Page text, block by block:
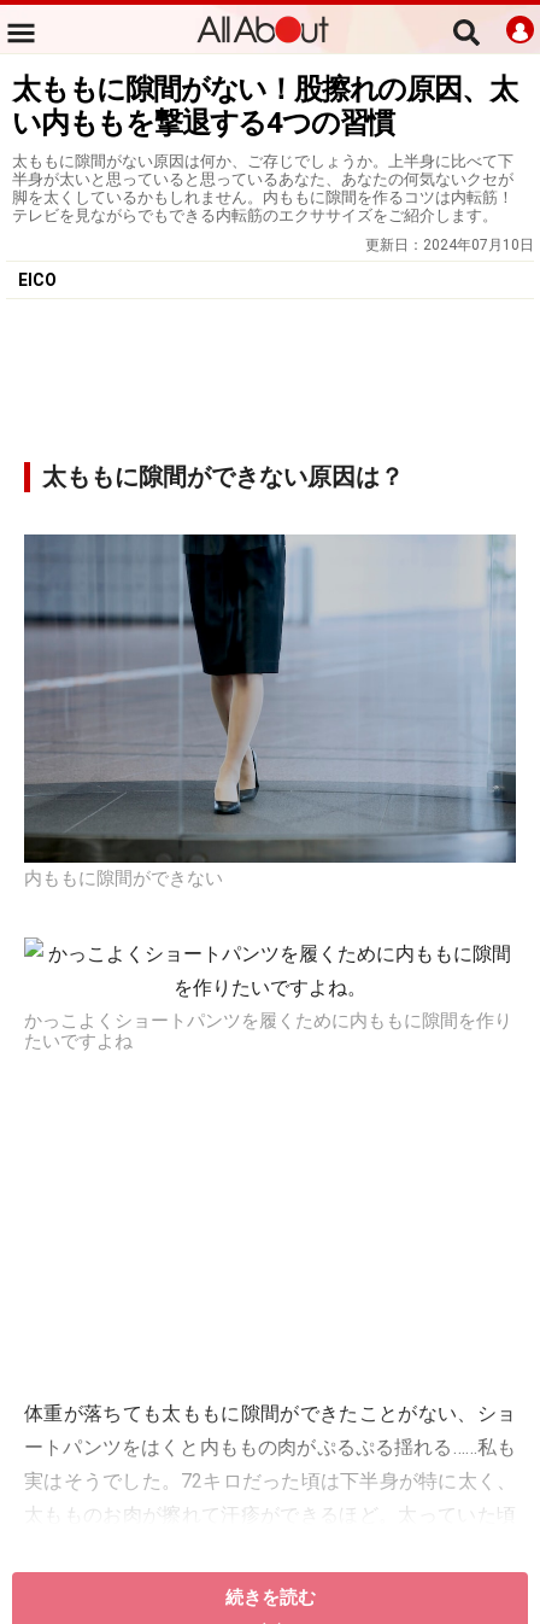
太ももに隙間がない！股擦れの原因、太
い内ももを撃退する4つの習慣
太ももに隙間がない原因は何か、ご存じでしょうか。上半身に比べて下
半身が太いと思っていると思っているあなた、あなたの何気ないクセが
脚を太くしているかもしれません。内ももに隙間を作るコツは内転筋！
テレビを見ながらでもできる内転筋のエクササイズをご紹介します。
更新日： 2024年07月10日
EICO
太ももに隙間ができない原因は？
内ももに隙間ができない
かっこよくショートパンツを履くために内ももに隙間を作り
たいですよね
体重が落ちても太ももに隙間ができたことがない、ショ
ートパンツをはくと内ももの肉がぷるぷる揺れる……私も
実はそうでした。72キロだった頃は下半身が特に太く、
太もものお肉が擦れて汗疹ができるほど。太っていた頃
「内ももがぷよぷよになるクセ」がわかりました。あな
続きを読む